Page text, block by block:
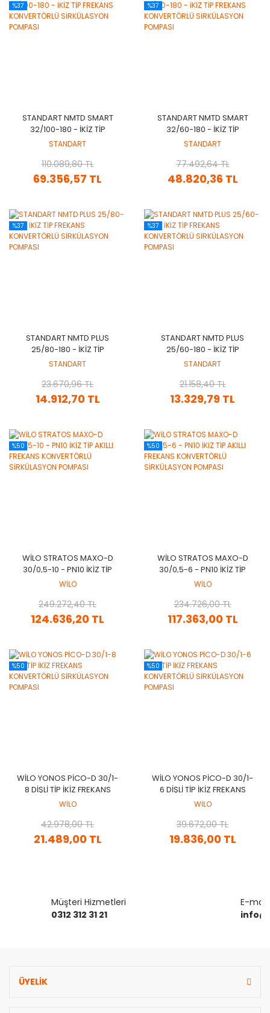
%37
STANDART NMTD SMART
32/100-180 - İKİZ TİP
FREKANS KONVERTÖRLÜ
STANDART
69.356,57 TL
110.089,80 TL
%37
STANDART NMTD SMART
32/60-180 - İKİZ TİP
FREKANS KONVERTÖRLÜ
STANDART
48.820,36 TL
77.492,64 TL
%37
STANDART NMTD PLUS
25/80-180 - İKİZ TİP
FREKANS KONVERTÖRLÜ
STANDART
14.912,70 TL
23.670,96 TL
%37
STANDART NMTD PLUS
25/60-180 - İKİZ TİP
FREKANS KONVERTÖRLÜ
STANDART
13.329,79 TL
21.158,40 TL
%50
WİLO STRATOS MAXO-D
30/0,5-10 - PN10 İKİZ TİP
AKILLI FREKANS
SİRKÜLASYON POMPASI
WİLO
124.636,20 TL
249.272,40 TL
%50
WİLO STRATOS MAXO-D
30/0,5-6 - PN10 İKİZ TİP
AKILLI FREKANS
SİRKÜLASYON POMPASI
WİLO
117.363,00 TL
234.726,00 TL
%50
WİLO YONOS PİCO-D 30/1-
8 DİŞLİ TİP İKİZ FREKANS
KONVERTÖRLÜ
WİLO
21.489,00 TL
42.978,00 TL
%50
WİLO YONOS PİCO-D 30/1-
6 DİŞLİ TİP İKİZ FREKANS
KONVERTÖRLÜ
WİLO
19.836,00 TL
39.672,00 TL
Müşteri Hizmetleri
0312 312 31 21
E-mail
ÜYELİK